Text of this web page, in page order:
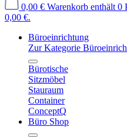
0,00 € Warenkorb enthält 0
0,00 €.
Büroeinrichtung
Zur Kategorie
Bürotische
Sitzmöbel
Stauraum
Container
ConceptQ
Büro Shop